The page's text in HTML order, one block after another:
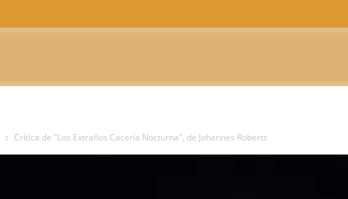
Crítica de "Los Extraños Cacería Nocturna", de Johannes Roberts